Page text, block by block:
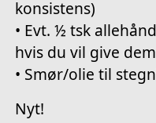
konsistens)
• Evt. ½ tsk
hvis du vil give
• Smør/olie til
Nyt!